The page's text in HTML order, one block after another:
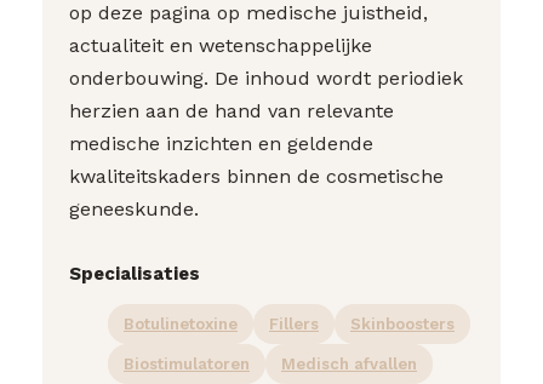
op deze pagina op medische juistheid,
actualiteit en wetenschappelijke
onderbouwing. De inhoud wordt periodiek
herzien aan de hand van relevante
medische inzichten en geldende
kwaliteitskaders binnen de cosmetische
geneeskunde.
Specialisaties
Botulinetoxine Fillers Skinboosters
Biostimulatoren Medisch afvallen